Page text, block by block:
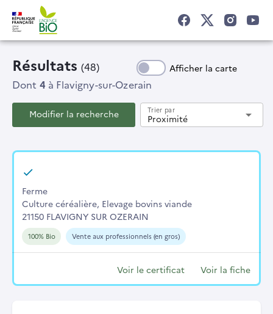
Résultats (48) Afficher la carte
Dont 4 à Flavigny-sur-Ozerain
Modifier la recherche Proximité
Trier par arrow_drop_down
Ferme
Culture céréalière, Elevage bovins viande
21150 FLAVIGNY SUR OZERAIN
100% Bio Vente aux professionnels (en gros)
Voir le certificat Voir la fiche